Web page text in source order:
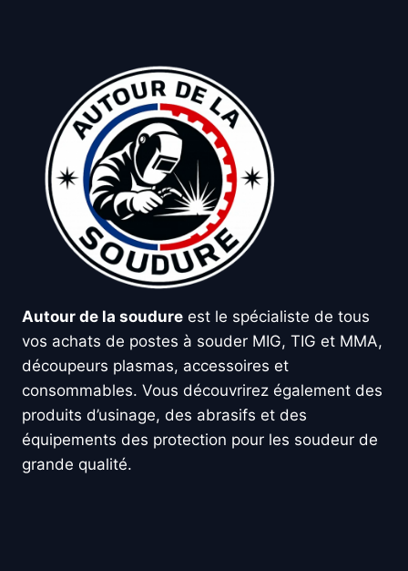
Autour de la soudure est le spécialiste de tous
vos achats de postes à souder MIG, TIG et MMA,
découpeurs plasmas, accessoires et
consommables. Vous découvrirez également des
produits d’usinage, des abrasifs et des
équipements des protection pour les soudeur de
grande qualité.